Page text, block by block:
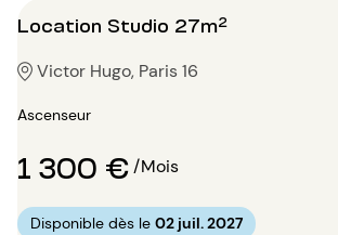
Location Studio 27m²
Victor Hugo, Paris 16
Ascenseur
1 300 €/Mois
Disponible dès le 02 juil. 2027